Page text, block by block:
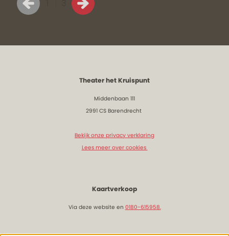
Theater het Kruispunt
Middenbaan 111
2991 CS Barendrecht
Bekijk onze privacy verklaring
Lees meer over cookies
Kaartverkoop
Via deze website en 0180-615958.